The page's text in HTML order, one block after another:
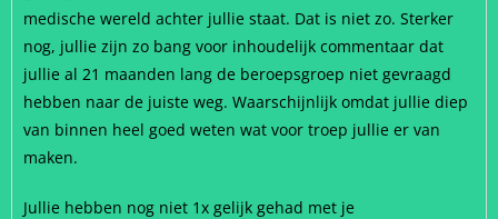
medische wereld achter jullie staat. Dat is niet zo. Sterker
nog, jullie zijn zo bang voor inhoudelijk commentaar dat
jullie al 21 maanden lang de beroepsgroep niet gevraagd
hebben naar de juiste weg. Waarschijnlijk omdat jullie diep
van binnen heel goed weten wat voor troep jullie er van
maken.
Jullie hebben nog niet 1x gelijk gehad met je